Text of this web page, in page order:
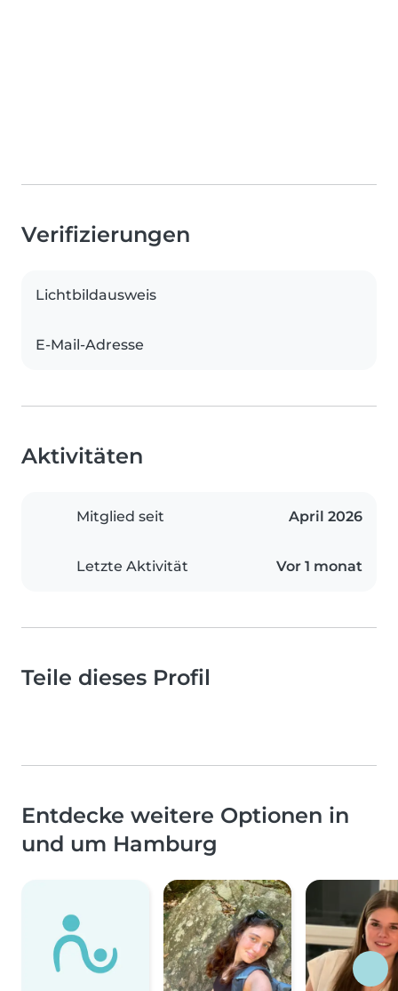
Verifizierungen
Lichtbildausweis
E-Mail-Adresse
Aktivitäten
Mitglied seit April 2026
Letzte Aktivität Vor 1 monat
Teile dieses Profil
Entdecke weitere Optionen in
und um Hamburg